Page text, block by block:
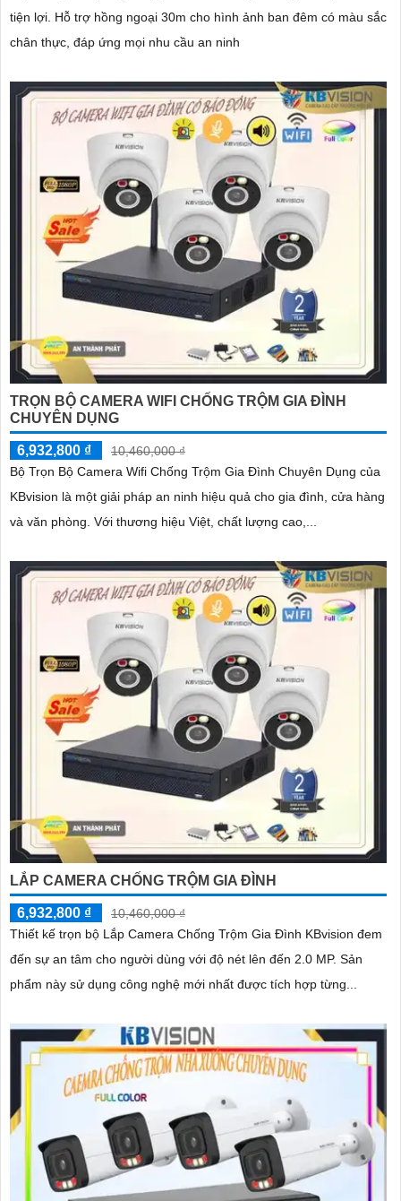
tiện lợi. Hỗ trợ hồng ngoại 30m cho hình ảnh ban đêm có màu sắc
chân thực, đáp ứng mọi nhu cầu an ninh
TRỌN BỘ CAMERA WIFI CHỐNG TRỘM GIA ĐÌNH
CHUYÊN DỤNG
6,932,800 ₫
10,460,000 ₫
Bộ Trọn Bộ Camera Wifi Chống Trộm Gia Đình Chuyên Dụng của
KBvision là một giải pháp an ninh hiệu quả cho gia đình, cửa hàng
và văn phòng. Với thương hiệu Việt, chất lượng cao,...
LẮP CAMERA CHỐNG TRỘM GIA ĐÌNH
6,932,800 ₫
10,460,000 ₫
Thiết kế trọn bộ Lắp Camera Chống Trộm Gia Đình KBvision đem
đến sự an tâm cho người dùng với độ nét lên đến 2.0 MP. Sản
phẩm này sử dụng công nghệ mới nhất được tích hợp từng...